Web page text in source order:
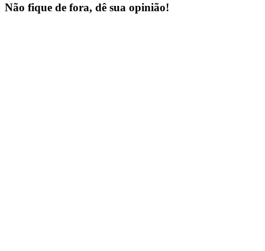
Não fique de fora, dê sua opinião!